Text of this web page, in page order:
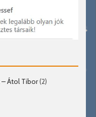
Átol Tibor(2)